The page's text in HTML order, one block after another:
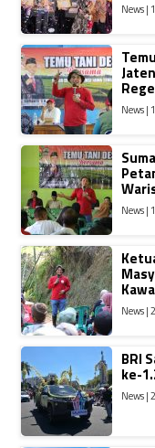
News |
News |
News |
News |
BRI
ke-
News |